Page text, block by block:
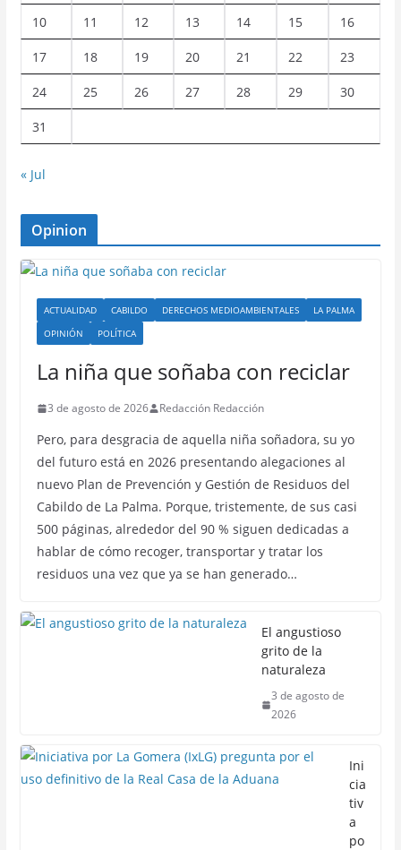
10 11 12 13 14 15 16
17 18 19 20 21 22 23
24 25 26 27 28 29 30
31
« Jul
Opinion
ACTUALIDAD CABILDO DERECHOS MEDIOAMBIENTALES
LA PALMA
OPINIÓN
POLÍTICA
La niña que soñaba con reciclar
3 de agosto de 2026 Redacción Redacción
Pero, para desgracia de aquella niña soñadora, su yo
del futuro está en 2026 presentando alegaciones al
nuevo Plan de Prevención y Gestión de Residuos del
Cabildo de La Palma. Porque, tristemente, de sus casi
500 páginas, alrededor del 90 % siguen dedicadas a
hablar de cómo recoger, transportar y tratar los
residuos una vez que ya se han generado…
El angustioso
grito de la
naturaleza
3 de agosto de
2026
Ini
cia
tiv
a
po